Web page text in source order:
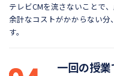
テレビCMを流さないことで
余計なコストがかからない
す。
一回の授業